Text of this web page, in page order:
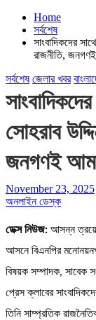
Home
সর্বশেষ
সাংবাদিকদের
রাজনীতি,
সর্বশেষ জেলার খবর
সোহরাব
জনগণই
November 23, 2025
অনলাইন ডেস্ক
ডেক্স নিউজ: আসন্ন
আসনে বিএনপির
বিষয়ক সম্পাদক, সাবেক
প্রেস ক্লাবের
তিনি সাম্প্রতিক